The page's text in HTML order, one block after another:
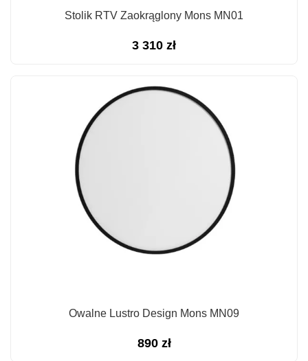
Stolik RTV Zaokrąglony Mons MN01
3 310 zł
Owalne Lustro Design Mons MN09
890 zł